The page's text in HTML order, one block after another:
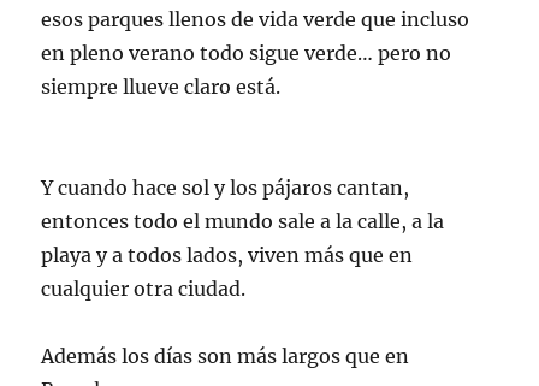
esos parques llenos de vida verde que incluso
en pleno verano todo sigue verde… pero no
siempre llueve claro está.
Y cuando hace sol y los pájaros cantan,
entonces todo el mundo sale a la calle, a la
playa y a todos lados, viven más que en
cualquier otra ciudad.
Además los días son más largos que en